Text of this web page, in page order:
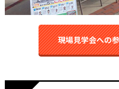
現場見学会への